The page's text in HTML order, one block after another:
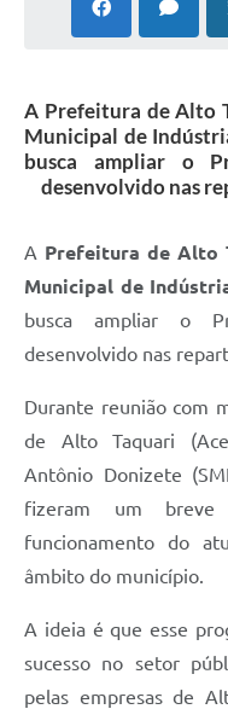
A Prefeitura de Alto
Municipal de
busca ampliar o
desenvolvido nas
A Prefeitura de Alto
Municipal de
busca ampliar o
desenvolvido nas
Durante reunião com
de Alto Taquari
Antônio Donizete
fizeram um
funcionamento do
âmbito do município.
A ideia é que esse
sucesso no setor
pelas empresas de